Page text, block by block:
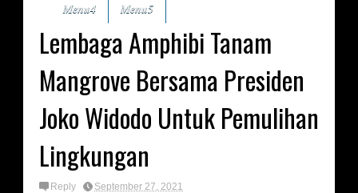
Menu4
Menu5
Lembaga Amphibi Tanam
Mangrove Bersama Presiden
Joko Widodo Untuk Pemulihan
Lingkungan
Reply September 27, 2021